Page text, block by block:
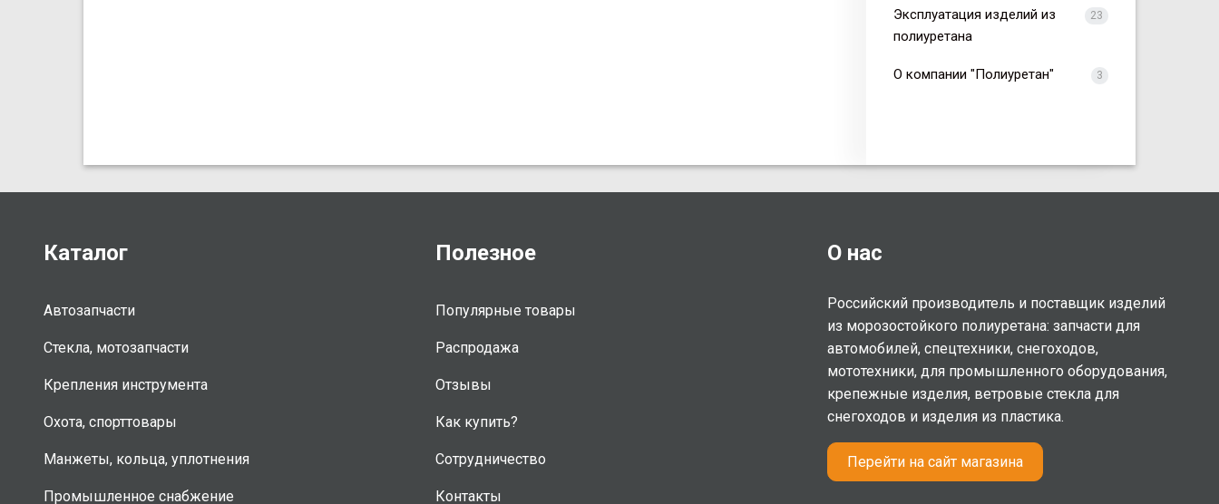
Эксплуатация изделий из
полиуретана
23
О компании "Полиуретан" 3
Каталог
Автозапчасти
Стекла, мотозапчасти
Крепления инструмента
Охота, спорттовары
Манжеты, кольца, уплотнения
Промышленное снабжение
Полезное
Популярные товары
Распродажа
Отзывы
Как купить?
Сотрудничество
Контакты
О нас
Российский производитель и поставщик изделий
из морозостойкого полиуретана: запчасти для
автомобилей, спецтехники, снегоходов,
мототехники, для промышленного оборудования,
крепежные изделия, ветровые стекла для
снегоходов и изделия из пластика.
Перейти на сайт магазина